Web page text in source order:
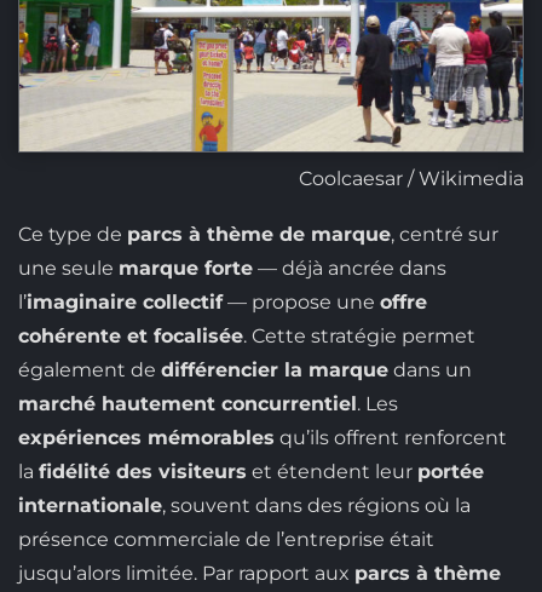
Coolcaesar / Wikimedia
Ce type de parcs à thème de marque, centré sur
une seule marque forte— déjà ancrée dans
l’imaginaire collectif— propose une offre
cohérente et focalisée. Cette stratégie permet
également de différencier la marquedans un
marché hautement concurrentiel. Les
expériences mémorables qu’ils offrent renforcent
la fidélité des visiteurs et étendent leur portée
internationale, souvent dans des régions où la
présence commerciale de l’entreprise était
jusqu’alors limitée. Par rapport aux parcs à thème